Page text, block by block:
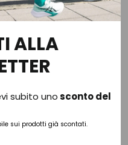
3 colori
50%ALLA
subito unosconto del
sui prodotti già scontati.